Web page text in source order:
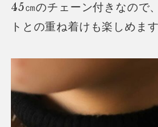
45㎝のチェーン付きなので
トとの重ね着けも楽しめます